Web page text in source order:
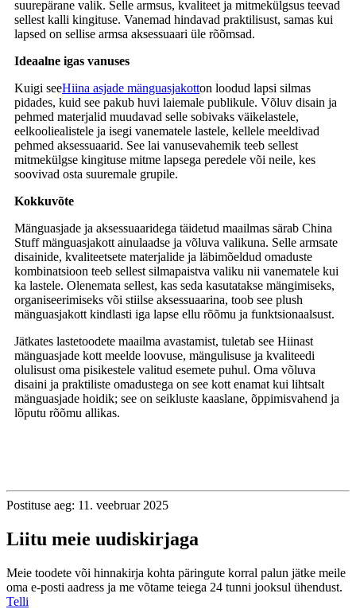
suurepärane valik. Selle armsus, kvaliteet ja mitmekülgsus teevad
sellest kalli kingituse. Vanemad hindavad praktilisust, samas kui
lapsed on sellise armsa aksessuaari üle rõõmsad.
Ideaalne igas vanuses
Kuigi seeHiina asjade mänguasjakotton loodud lapsi silmas
pidades, kuid see pakub huvi laiemale publikule. Võluv disain ja
pehmed materjalid muudavad selle sobivaks väikelastele,
eelkooliealistele ja isegi vanematele lastele, kellele meeldivad
pehmed aksessuaarid. See lai vanusevahemik teeb sellest
mitmekülgse kingituse mitme lapsega peredele või neile, kes
soovivad osta suuremale grupile.
Kokkuvõte
Mänguasjade ja aksessuaaridega täidetud maailmas särab China
Stuff mänguasjakott ainulaadse ja võluva valikuna. Selle armsate
disainide, kvaliteetsete materjalide ja läbimõeldud omaduste
kombinatsioon teeb sellest silmapaistva valiku nii vanematele kui
ka lastele. Olenemata sellest, kas seda kasutatakse mängimiseks,
organiseerimiseks või stiilse aksessuaarina, toob see plush
mänguasjakott kindlasti iga lapse ellu rõõmu ja funktsionaalsust.
Jätkates lastetoodete maailma avastamist, tuletab see Hiinast
mänguasjade kott meelde loovuse, mängulisuse ja kvaliteedi
olulisust oma pisikestele valitud esemete puhul. Oma võluva
disaini ja praktiliste omadustega on see kott enamat kui lihtsalt
mänguasjade hoidik; see on seikluste kaaslane, õppimisvahend ja
lõputu rõõmu allikas.
Postituse aeg: 11. veebruar 2025
Liitu meie uudiskirjaga
Meie toodete või hinnakirja kohta päringute korral palun jätke meile
oma e-posti aadress ja me võtame teiega 24 tunni jooksul ühendust.
Telli